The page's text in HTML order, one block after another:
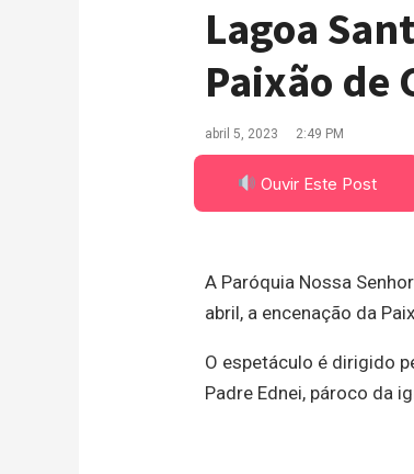
Lagoa
Paixão de
abril 5, 2023 2:49 PM
Ouvir Este Post
A Paróquia Nossa
abril, a encenação da
O espetáculo é dirigido
Padre Ednei, pároco da